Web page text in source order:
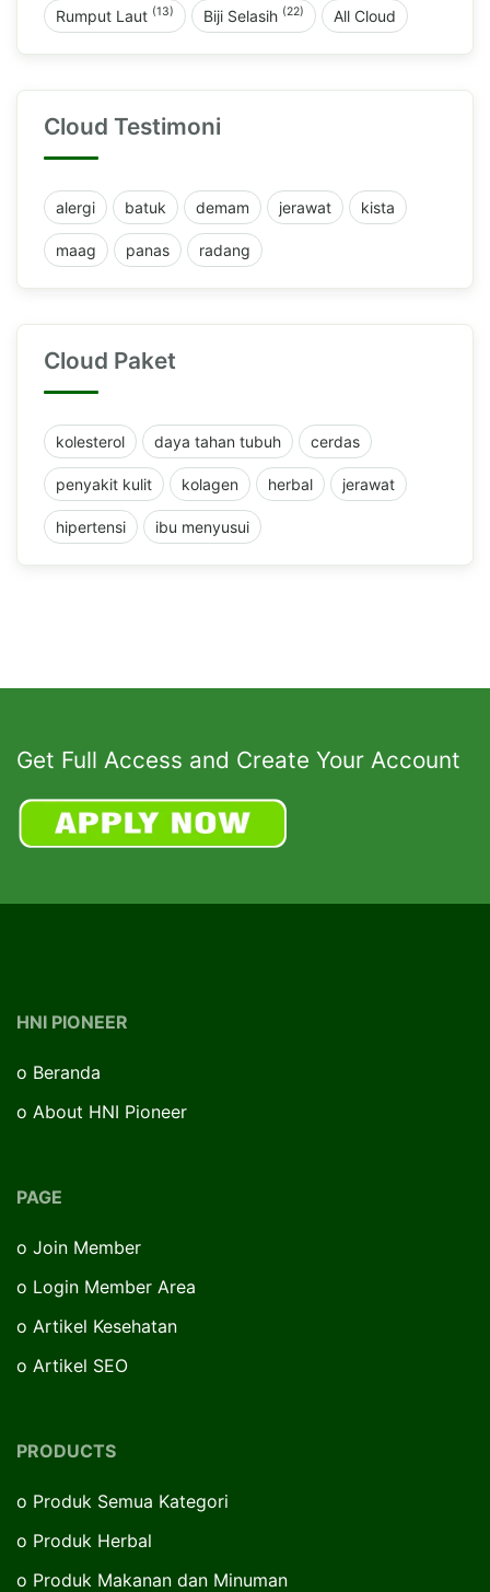
Rumput Laut (13) Biji Selasih (22) All Cloud
Cloud Testimoni
alergi batuk demam jerawat kista
maag panas radang
Cloud Paket
kolesterol daya tahan tubuh cerdas
penyakit kulit kolagen herbal jerawat
hipertensi ibu menyusui
Get Full Access and Create Your Account
HNI PIONEER
o Beranda
o About HNI Pioneer
PAGE
o Join Member
o Login Member Area
o Artikel Kesehatan
o Artikel SEO
PRODUCTS
o Produk Semua Kategori
o Produk Herbal
o Produk Makanan dan Minuman